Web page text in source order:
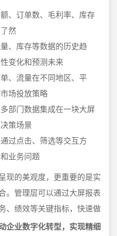
、订单数、毛利率、库存
然
、库存等数据的历史趋
变化和预测未来
、流量在不同地区、平
场投放策略
部门数据集成在一块大屏
策场景
过点击、筛选等交互方
业务问题
现的美观度，更重要的是实
。管理层可以通过大屏报表
、绩效等关键指标，快速做
企业数字化转型，实现精细